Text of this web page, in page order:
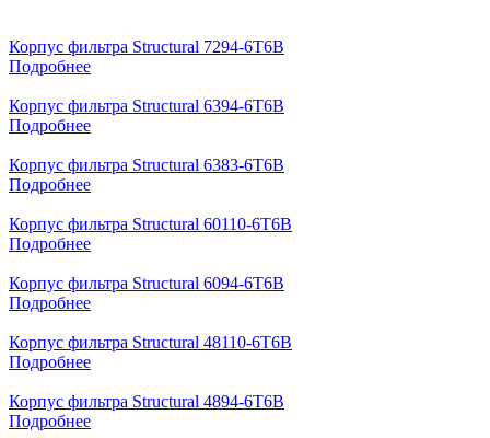
Корпус фильтра Structural 7294-6T6B
Подробнее
Корпус фильтра Structural 6394-6T6B
Подробнее
Корпус фильтра Structural 6383-6T6B
Подробнее
Корпус фильтра Structural 60110-6T6B
Подробнее
Корпус фильтра Structural 6094-6T6B
Подробнее
Корпус фильтра Structural 48110-6T6B
Подробнее
Корпус фильтра Structural 4894-6T6B
Подробнее